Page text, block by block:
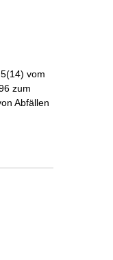
vom
zum
Abfällen